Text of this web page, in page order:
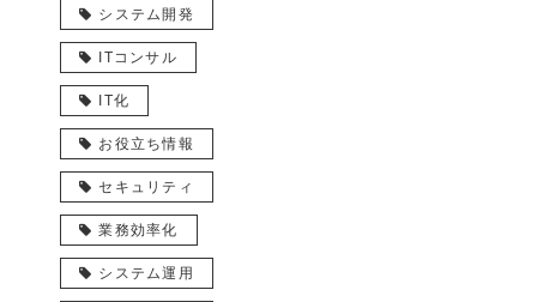
システム開発
ITコンサル
IT化
お役立ち情報
セキュリティ
業務効率化
システム運用